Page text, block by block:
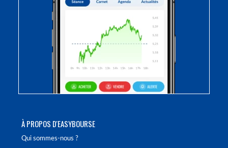
À PROPOS D'EASYBOURSE
Qui sommes-nous ?